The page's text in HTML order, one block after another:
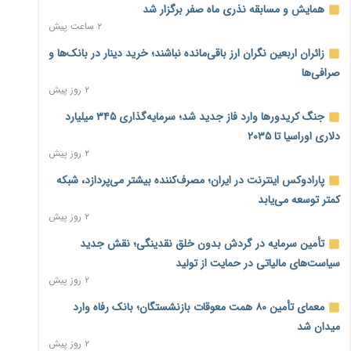
همایش و مسابقه نذری ماه صفر برگزار شد
۲ ساعت پیش
زائران اربعین نگران ارز باقی‌مانده نباشند؛ خرید دینار در بانک‌ها و
صرافی‌ها
۲ روز پیش
جنگ کریدورها وارد فاز جدید شد؛ سرمایه‌گذاری ۳۴۵ میلیارد
دلاری اوراسیا تا ۲۰۳۵
۲ روز پیش
پارادوکس اینترنت در ایران؛ مصرف‌کننده بیشتر می‌پردازد، شبکه
کمتر توسعه می‌یابد
۲ روز پیش
تأمین سرمایه در گردش بدون خلق نقدینگی؛ نقش جدید
سیاست‌های مالیاتی در حمایت از تولید
۲ روز پیش
معمای تأمین ۸۰ همت معوقات بازنشستگان؛ بانک رفاه وارد
میدان شد
۲ روز پیش